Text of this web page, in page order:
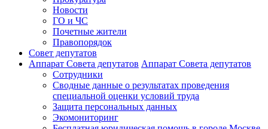
Новости
ГО и ЧС
Почетные жители
Правопорядок
Совет депутатов
Аппарат Совета депутатов Аппарат Совета депутатов
Сотрудники
Сводные данные о результатах проведения
специальной оценки условий труда
Защита персональных данных
Экомониторинг